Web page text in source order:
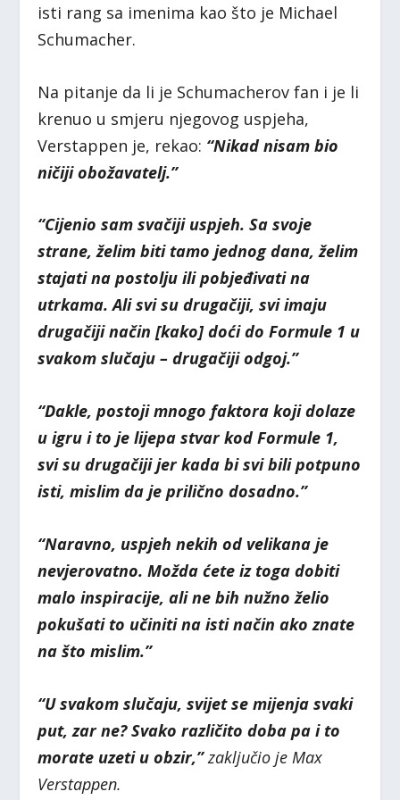
isti rang sa imenima kao što je Michael
Schumacher.
Na pitanje da li je Schumacherov fan i je li
krenuo u smjeru njegovog uspjeha,
Verstappen je, rekao: “Nikad nisam bio
ničiji obožavatelj.”
“Cijenio sam svačiji uspjeh. Sa svoje
strane, želim biti tamo jednog dana, želim
stajati na postolju ili pobjeđivati na
utrkama. Ali svi su drugačiji, svi imaju
drugačiji način [kako] doći do Formule 1 u
svakom slučaju – drugačiji odgoj.”
“Dakle, postoji mnogo faktora koji dolaze
u igru i to je lijepa stvar kod Formule 1,
svi su drugačiji jer kada bi svi bili potpuno
isti, mislim da je prilično dosadno.”
“Naravno, uspjeh nekih od velikana je
nevjerovatno. Možda ćete iz toga dobiti
malo inspiracije, ali ne bih nužno želio
pokušati to učiniti na isti način ako znate
na što mislim.”
“U svakom slučaju, svijet se mijenja svaki
put, zar ne? Svako različito doba pa i to
morate uzeti u obzir,”zaključio je Max
Verstappen.